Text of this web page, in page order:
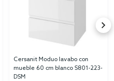
Cersanit Moduo lavabo con
mueble 60 cm blanco S801-223-
DSM